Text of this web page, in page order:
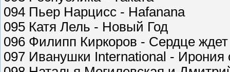
094 Пьер Нарцисс - Hafanana
095 Катя Лель - Новый Год
096 Филипп Киркоров - Сердце ждет
097 Иванушки International - Ирония